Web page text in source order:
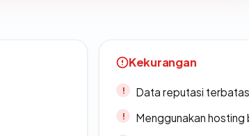
Kekurangan
Data reputasi
Menggunakan